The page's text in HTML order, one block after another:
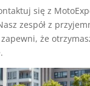
się z
zespół z
że